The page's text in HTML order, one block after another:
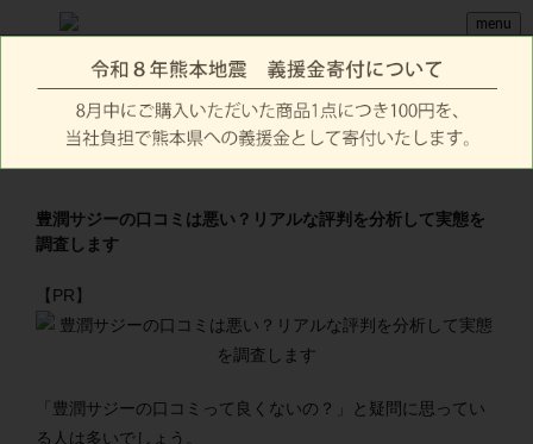
menu
豊潤サジーの口コミは悪い？リアルな評判を分析して実態を
調査します
【PR】
「豊潤サジーの口コミって良くないの？」と疑問に思ってい
る人は多いでしょう。